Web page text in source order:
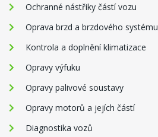
Ochranné nástřiky částí vozu
Oprava brzd a brzdového systému
Kontrola a doplnění klimatizace
Opravy výfuku
Opravy palivové soustavy
Opravy motorů a jejích částí
Diagnostika vozů